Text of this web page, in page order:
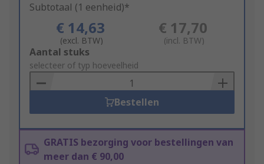
Subtotaal (1 eenheid)*
€ 14,63
(excl. BTW)
€ 17,70
(incl. BTW)
Add
to
Basket
Aantal stuks
selecteer of typ hoeveelheid
Bestellen
GRATIS bezorging voor bestellingen van
meer dan € 90,00